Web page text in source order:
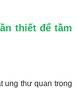
thiết để tầm
ung thư quan trọng